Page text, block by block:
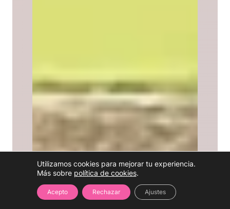
Utilizamos cookies para mejorar tu experiencia.
Más sobre política de cookies.
Acepto Rechazar Ajustes